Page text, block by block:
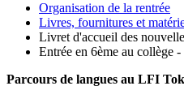
Organisation de la rentrée
Livres, fournitures et
Livret d'accueil des
Entrée en 6ème au collège -
Parcours de langues au LFI